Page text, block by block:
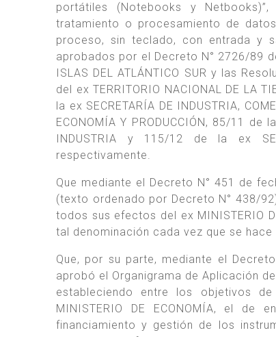
portátiles (Notebooks y
tratamiento o procesamiento de
proceso, sin teclado, con entrada y
aprobados por el Decreto N° 2726/89 del
ISLAS DEL ATLÁNTICO SUR y las
del ex TERRITORIO NACIONAL DE LA
la ex SECRETARÍA DE INDUSTRIA,
ECONOMÍA Y PRODUCCIÓN, 85/11 de
INDUSTRIA y 115/12 de la ex
respectivamente.
Que mediante el Decreto N° 451 de
(texto ordenado por Decreto N° 438/
todos sus efectos del ex MINISTERIO
tal denominación cada vez que se
Que, por su parte, mediante el
aprobó el Organigrama de Aplicación
estableciendo entre los objetivos de
MINISTERIO DE ECONOMÍA, el
financiamiento y gestión de los